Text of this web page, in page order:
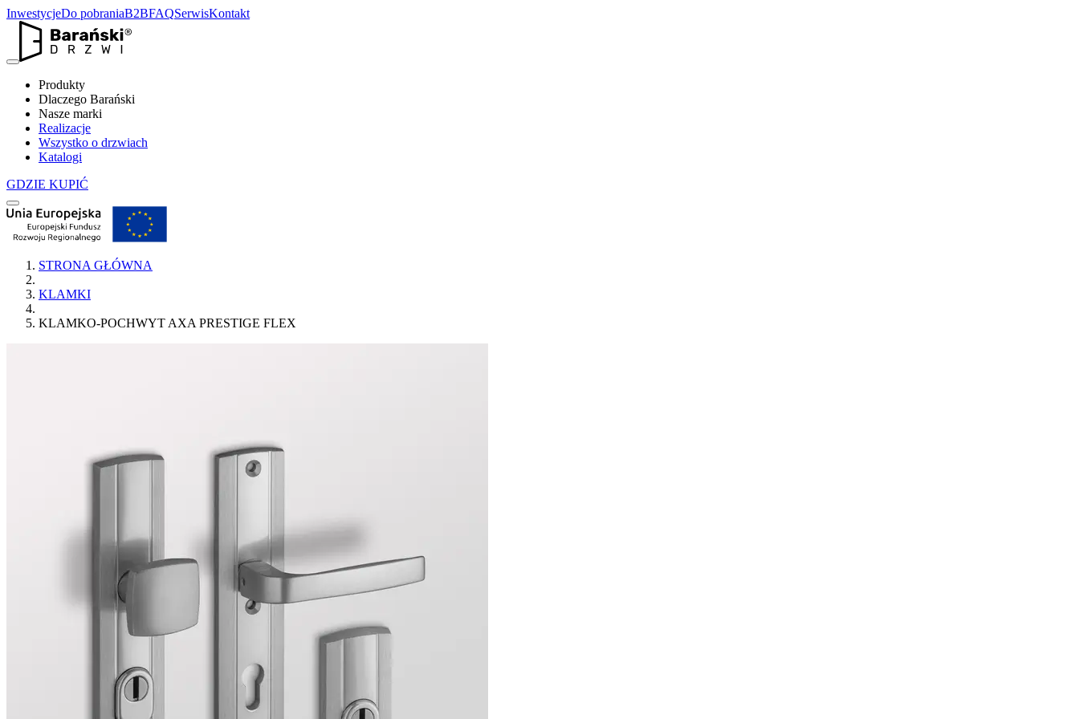
InwestycjeDo pobraniaB2BFAQSerwisKontakt
Produkty
Dlaczego Barański
Nasze marki
Realizacje
Wszystko o drzwiach
Katalogi
GDZIE KUPIĆ
STRONA GŁÓWNA
KLAMKI
KLAMKO-POCHWYT AXA PRESTIGE FLEX